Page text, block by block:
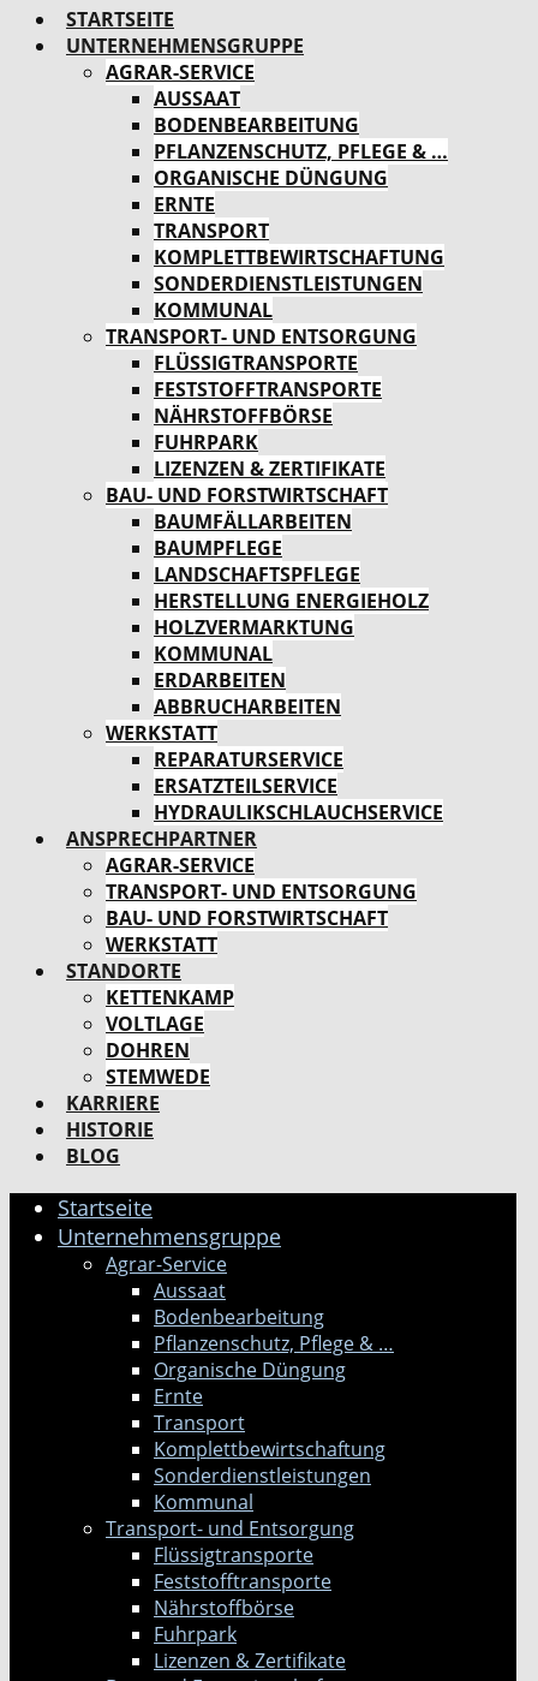
STARTSEITE
UNTERNEHMENSGRUPPE
AGRAR-SERVICE
AUSSAAT
BODENBEARBEITUNG
PFLANZENSCHUTZ, PFLEGE & …
ORGANISCHE DÜNGUNG
ERNTE
TRANSPORT
KOMPLETTBEWIRTSCHAFTUNG
SONDERDIENSTLEISTUNGEN
KOMMUNAL
TRANSPORT- UND ENTSORGUNG
FLÜSSIGTRANSPORTE
FESTSTOFFTRANSPORTE
NÄHRSTOFFBÖRSE
FUHRPARK
LIZENZEN & ZERTIFIKATE
BAU- UND FORSTWIRTSCHAFT
BAUMFÄLLARBEITEN
BAUMPFLEGE
LANDSCHAFTSPFLEGE
HERSTELLUNG ENERGIEHOLZ
HOLZVERMARKTUNG
KOMMUNAL
ERDARBEITEN
ABBRUCHARBEITEN
WERKSTATT
REPARATURSERVICE
ERSATZTEILSERVICE
HYDRAULIKSCHLAUCHSERVICE
ANSPRECHPARTNER
AGRAR-SERVICE
TRANSPORT- UND ENTSORGUNG
BAU- UND FORSTWIRTSCHAFT
WERKSTATT
STANDORTE
KETTENKAMP
VOLTLAGE
DOHREN
STEMWEDE
KARRIERE
HISTORIE
BLOG
Startseite
Unternehmensgruppe
Agrar-Service
Aussaat
Bodenbearbeitung
Pflanzenschutz, Pflege & …
Organische Düngung
Ernte
Transport
Komplettbewirtschaftung
Sonderdienstleistungen
Kommunal
Transport- und Entsorgung
Flüssigtransporte
Feststofftransporte
Nährstoffbörse
Fuhrpark
Lizenzen & Zertifikate